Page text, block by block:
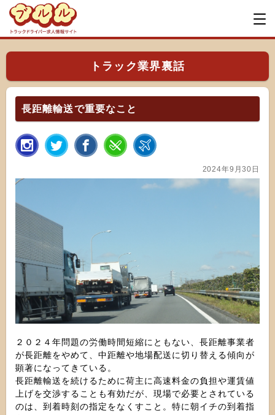
トラック業界裏話
長距離輸送で重要なこと
2024年9月30日
２０２４年問題の労働時間短縮にともない、長距離事業者
が長距離をやめて、中距離や地場配送に切り替える傾向が
顕著になってきている。
長距離輸送を続けるために荷主に高速料金の負担や運賃値
上げを交渉することも有効だが、現場で必要とされている
のは、到着時刻の指定をなくすこと。特に朝イチの到着指